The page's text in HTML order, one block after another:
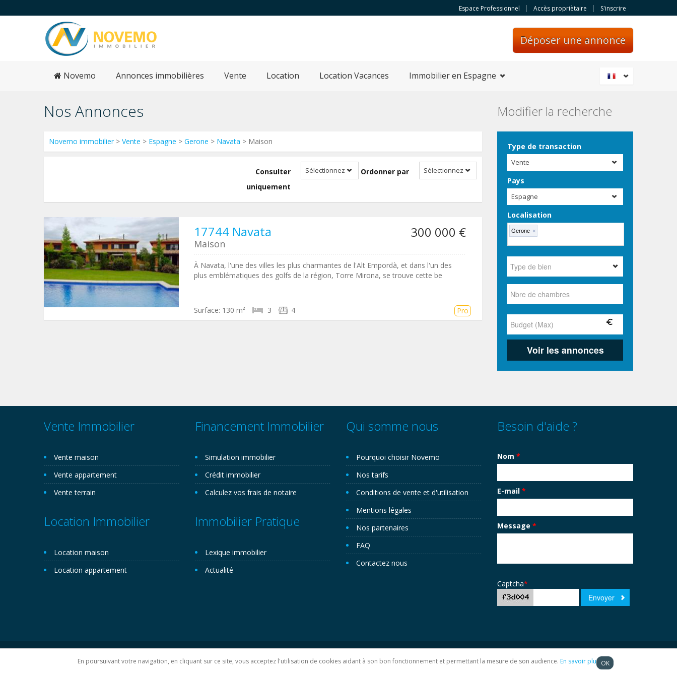
Espace Professionnel Accès propriètaire S'inscrire
Déposer une annonce
Novemo Annonces immobilières Vente Location Location Vacances Immobilier en Espagne
Nos Annonces
Novemo immobilier> Vente > Espagne > Gerone > Navata > Maison
Ordonner par Sélectionnez
Consulter
uniquement
Sélectionnez
17744 Navata 300 000 €
Maison
À Navata, l'une des villes les plus charmantes de l'Alt Empordà, et dans l'un des
plus emblématiques des golfs de la région, Torre Mirona, se trouve cette be
Surface: 130 m² 3 4 Pro
Modifier la recherche
Type de transaction
Vente
Pays
Espagne
Localisation
Gerone ×
Vente Immobilier
Vente maison
Vente appartement
Vente terrain
Location Immobilier
Location maison
Location appartement
Financement Immobilier
Simulation immobilier
Crédit immobilier
Calculez vos frais de notaire
Immobilier Pratique
Lexique immobilier
Actualité
Qui somme nous
Pourquoi choisir Novemo
Nos tarifs
Conditions de vente et d'utilisation
Mentions légales
Nos partenaires
FAQ
Contactez nous
Besoin d'aide ?
Nom *
E-mail *
Message *
Captcha*
Copyright 2026©. Novemo.com. Tous droits réservés. Plan du site
En poursuivant votre navigation, en cliquant sur ce site, vous acceptez l'utilisation de cookies aidant à son bon fonctionnement et permettant la mesure de son audience. En savoir plus OK